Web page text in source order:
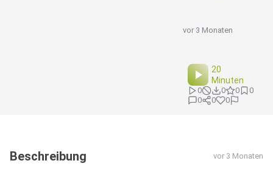
vor 3 Monaten
20
Minuten
0 0 0
0
0
0 0
Beschreibung vor 3 Monaten